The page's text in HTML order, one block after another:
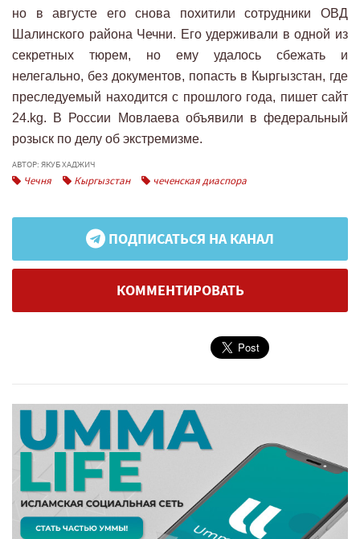
но в августе его снова похитили сотрудники ОВД
Шалинского района Чечни. Его удерживали в одной из
секретных тюрем, но ему удалось сбежать и
нелегально, без документов, попасть в Кыргызстан, где
преследуемый находится с прошлого года, пишет сайт
24.kg. В России Мовлаева объявили в федеральный
розыск по делу об экстремизме.
АВТОР: ЯКУБ ХАДЖИЧ
Чечня Кыргызстан чеченская диаспора
ПОДПИСАТЬСЯ НА КАНАЛ
КОММЕНТИРОВАТЬ